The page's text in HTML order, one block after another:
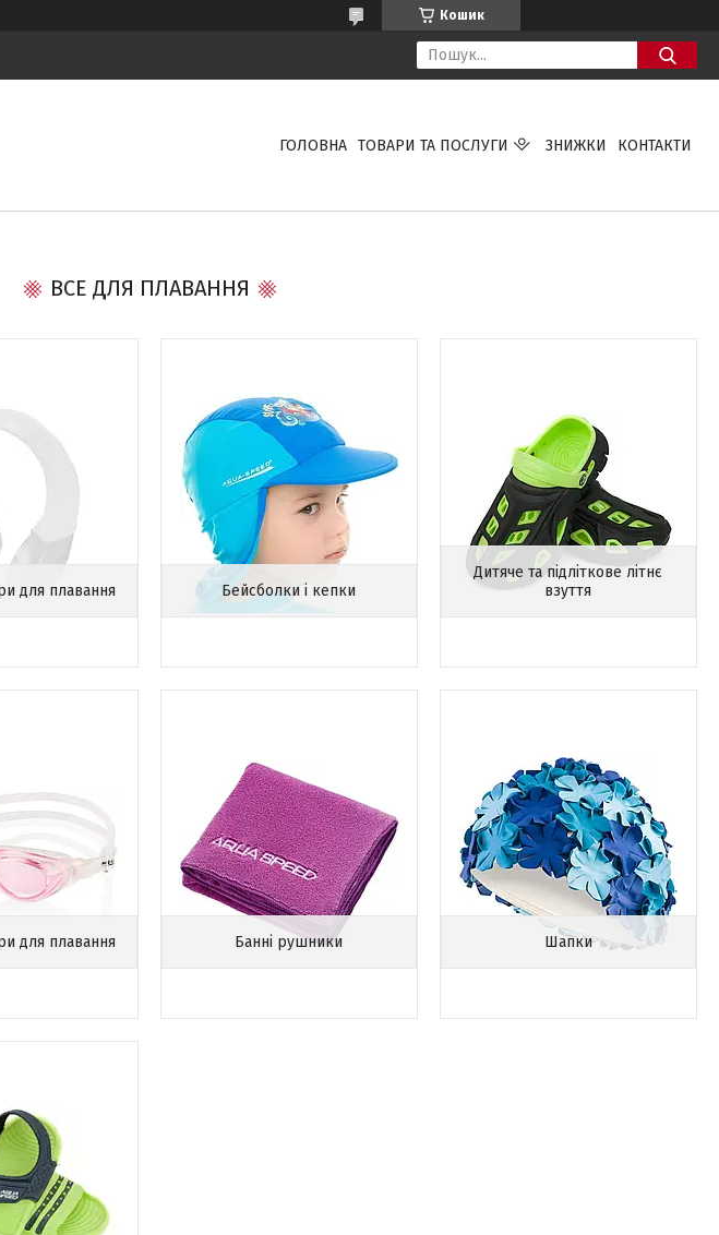
Кошик
ГОЛОВНА ТОВАРИ ТА ПОСЛУГИ ЗНИЖКИ КОНТАКТИ
ВСЕ ДЛЯ ПЛАВАННЯ
для плавання Бейсболки і кепки
Дитяче та підліткове літнє
взуття
для плавання Банні рушники Шапки